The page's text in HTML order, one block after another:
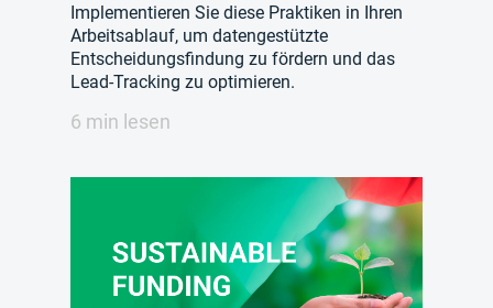
Implementieren Sie diese Praktiken in Ihren
Arbeitsablauf, um datengestützte
Entscheidungsfindung zu fördern und das
Lead-Tracking zu optimieren.
6 min lesen